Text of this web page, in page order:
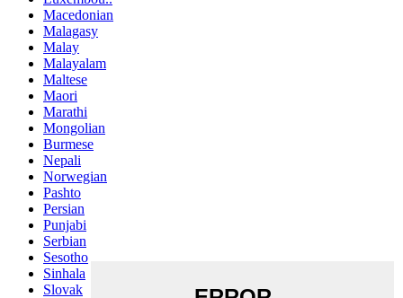
Macedonian
Malagasy
Malay
Malayalam
Maltese
Maori
Marathi
Mongolian
Burmese
Nepali
Norwegian
Pashto
Persian
Punjabi
Serbian
Sesotho
Sinhala
Slovak